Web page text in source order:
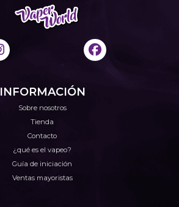
INFORMACIÓN
Sobre nosotros
Tienda
Contacto
¿qué es el vapeo?
Guía de iniciación
Ventas mayoristas